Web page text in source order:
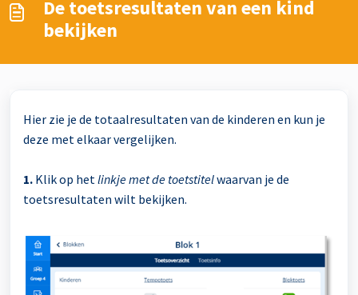
De toetsresultaten van een kind
bekijken
Hier zie je de totaalresultaten van de kinderen en kun je
deze met elkaar vergelijken.
1. Klik op hetlinkje met de toetstitelwaarvan je de
toetsresultaten wilt bekijken.